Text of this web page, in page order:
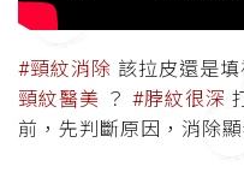
#頸紋消除 該拉皮還是填
頸紋醫美 ？ #脖紋很深
前，先判斷原因，消除